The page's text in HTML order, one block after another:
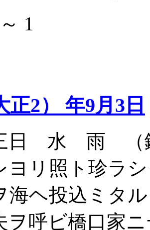
1
正2） 年9月3日
日 水 雨 （
リ照ト珍ラ
海ヘ投込ミタ
ヲ呼ビ橋口家